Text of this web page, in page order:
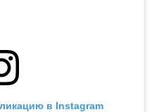
в Instagram